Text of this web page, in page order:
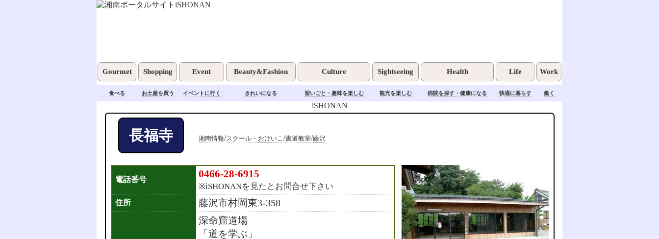
Gourmet Shopping Event Beauty&Fashion Culture Sightseeing Health Life Work
食べる お土産を買う イベントに行く きれいになる 習いごと・趣味を楽しむ 観光を楽しむ 病院を探す・健康になる 快適に暮らす 働く
iSHONAN
長福寺 湘南情報/スクール・おけいこ /書道教室/藤沢
電話番号 0466-28-6915
※iSHONANを見たとお問合せ下さい
住所 藤沢市村岡東3-358
深命窟道場
「道を学ぶ」